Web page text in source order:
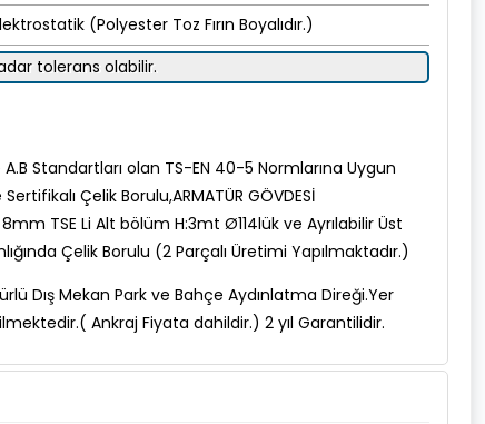
(Polyester Toz Fırın Boyalıdır.)
tolerans olabilir.
Standartları olan TS-EN 40-5 Normlarına Uygun
Çelik Borulu,ARMATÜR GÖVDESİ
TSE Li Alt bölüm H:3mt Ø114lük ve Ayrılabilir Üst
Çelik Borulu (2 Parçalı Üretimi Yapılmaktadır.)
Dış Mekan Park ve Bahçe Aydınlatma Direği.Yer
Ankraj Fiyata dahildir.) 2 yıl Garantilidir.